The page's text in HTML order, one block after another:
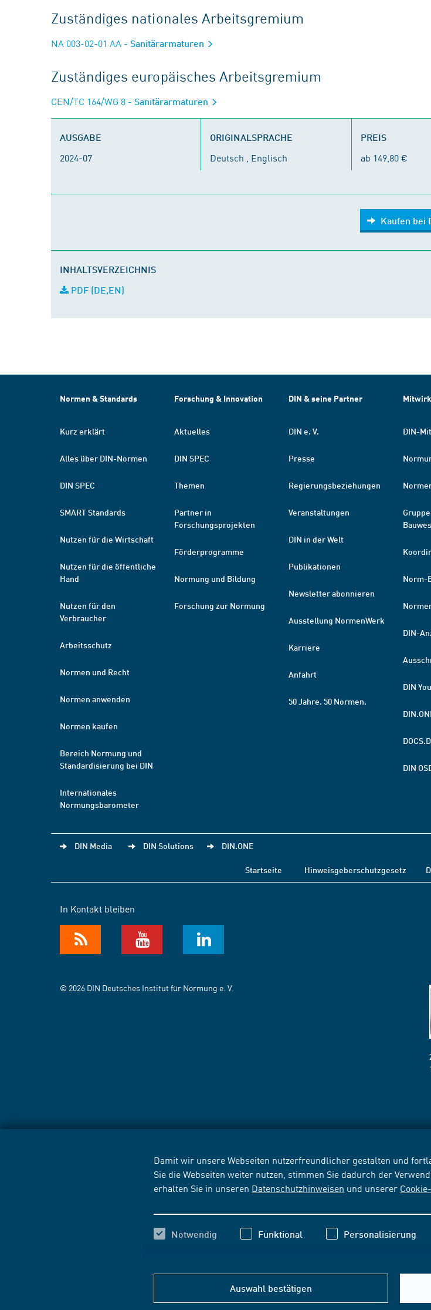
Damit wir unsere Webseiten nutzerfreundlicher gestalten und
Sie die Webseiten weiter nutzen, stimmen Sie dadurch der
erhalten Sie in unseren Datenschutzhinweisen und unserer
Notwendig Funktional Personalisierung
Auswahl bestätigen
Zuständiges nationales Arbeitsgremium
NA 003-02-01 AA - Sanitärarmaturen
Zuständiges europäisches Arbeitsgremium
CEN/TC 164/WG 8 - Sanitärarmaturen
AUSGABE
2024-07
ORIGINALSPRACHE
Deutsch , Englisch
PREIS
ab 149,80 €
Kaufen bei
INHALTSVERZEICHNIS
PDF (DE,EN)
Normen & Standards
Kurz erklärt
Alles über DIN-Normen
DIN SPEC
SMART Standards
Nutzen für die Wirtschaft
Nutzen für die öffentliche
Hand
Nutzen für den
Verbraucher
Arbeitsschutz
Normen und Recht
Normen anwenden
Normen kaufen
Bereich Normung und
Standardisierung bei DIN
Internationales
Normungsbarometer
Forschung & Innovation
Aktuelles
DIN SPEC
Themen
Partner in
Forschungsprojekten
Förderprogramme
Normung und Bildung
Forschung zur Normung
DIN & seine Partner
DIN e. V.
Presse
Regierungsbeziehungen
Veranstaltungen
DIN in der Welt
Publikationen
Newsletter abonnieren
Ausstellung NormenWerk
Karriere
Anfahrt
50 Jahre. 50 Normen.
DIN-
Norm-
DIN-
DIN
DIN
DIN Media DIN Solutions DIN.ONE
Startseite Hinweisgeberschutzgesetz
In Kontakt bleiben
© 2026 DIN Deutsches Institut für Normung e. V.